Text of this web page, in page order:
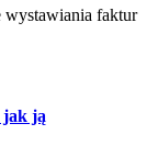
wystawiania faktur
jak ją